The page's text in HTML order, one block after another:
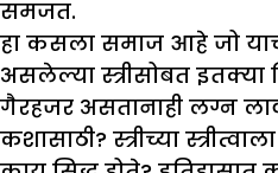
समजत.
हा कसला समाज आहे जो
असलेल्या स्त्रीसोबत इतक्या
गैरहजर असतानाही लग्न
कशासाठी? स्त्रीच्या